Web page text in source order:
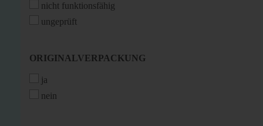
nicht funktionsfähig
ungeprüft
ORIGINALVERPACKUNG
ORIGINALVERPACKUNG
ja
nein